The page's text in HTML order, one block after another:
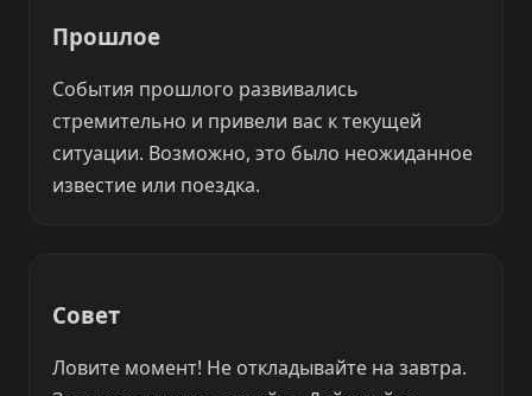
Прошлое
События прошлого развивались
стремительно и привели вас к текущей
ситуации. Возможно, это было неожиданное
известие или поездка.
Совет
Ловите момент! Не откладывайте на завтра.